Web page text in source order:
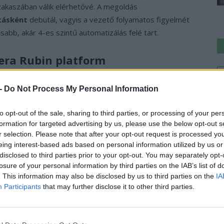
Do Not Process My Personal Information
opt-out of the sale, sharing to third parties, or processing of your
for targeted advertising by us, please use the below opt-out
selection. Please note that after your opt-out request is processed
interest-based ads based on personal information utilized by us
to third parties prior to your opt-out. You may separately
of your personal information by third parties on the IAB’s list of
This information may also be disclosed by us to third parties on the
Participants that may further disclose it to other third parties.
válik elérhetővé. A megoldás
debütál, vagyis a vezető folyamatos figyelmét
akár 4-es szintű automatizálás felé tart.
Rubin platform
is támogatja az autót a parkolótól a
a kormányzás bármikor felülírható anélkül, hogy
érzékelőből álló szenzorkészlet támogatja.
dolgozik, amely a Blackwell architektúra utódja. Ez a
futtatja az autonóm vezetéshez szükséges
eredményei végül az autók fedélzetén futó
üzenete világos: az autonóm vezetés jövője a
intelligenciáé.